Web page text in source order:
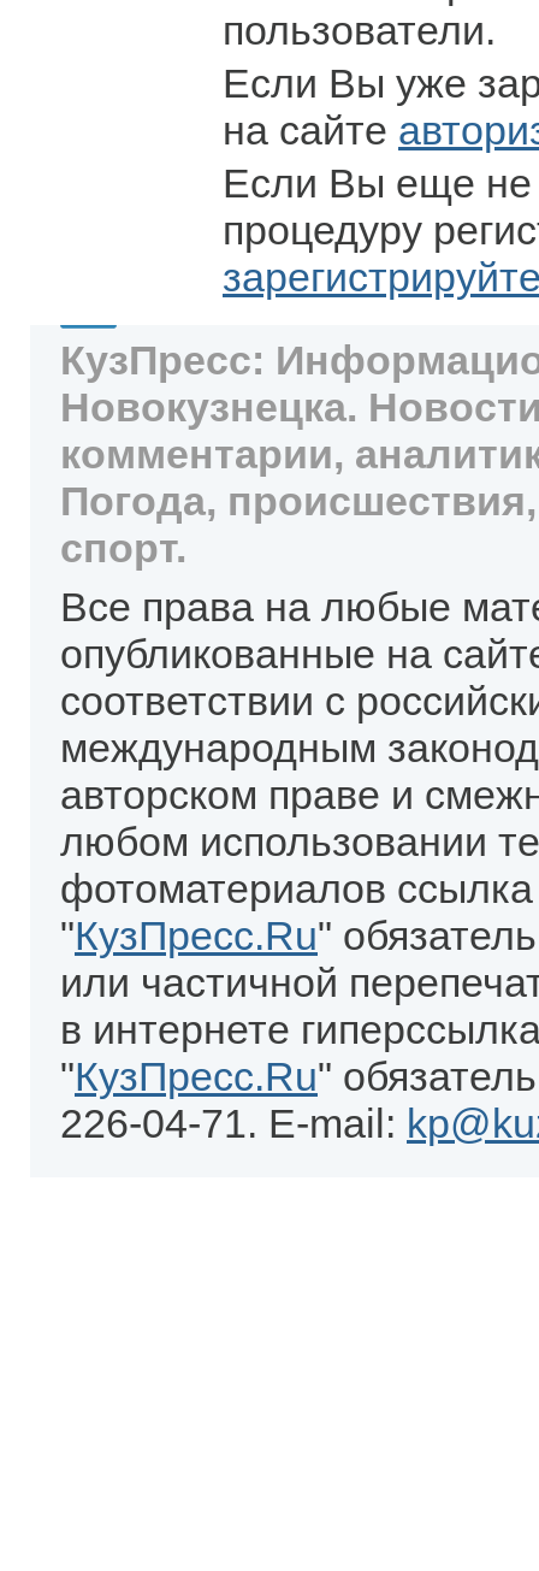
пользователи.
Если Вы уже
на сайте
Если Вы еще не
процедуру
КузПресс:
Новокузнецка.
комментарии,
Погода,
спорт.
Все права на любые
опубликованные на
соответствии с
международным
авторском праве и
любом использовании
фотоматериалов
"КузПресс.Ru"
или частичной
в интернете
"КузПресс.Ru"
226-04-71. E-mail: